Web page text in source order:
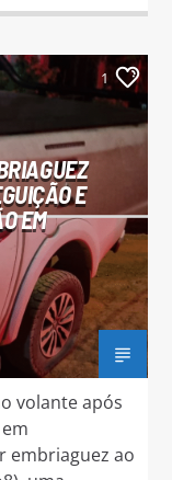
1
E
EM
volante após
embriaguez ao